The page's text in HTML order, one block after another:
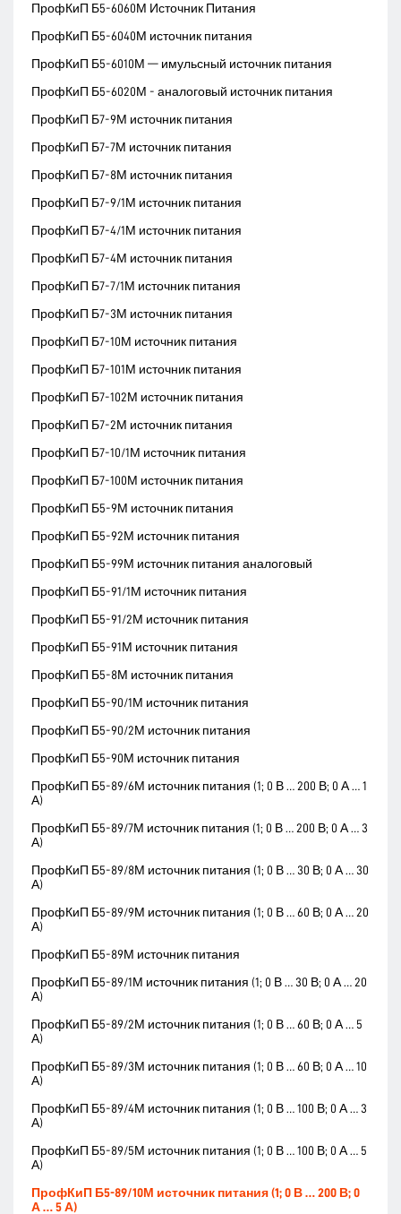
ПрофКиП Б5-6060М Источник Питания
ПрофКиП Б5-6040М источник питания
ПрофКиП Б5-6010М — имульсный источник питания
ПрофКиП Б5-6020М - аналоговый источник питания
ПрофКиП Б7-9М источник питания
ПрофКиП Б7-7М источник питания
ПрофКиП Б7-8М источник питания
ПрофКиП Б7-9/1М источник питания
ПрофКиП Б7-4/1М источник питания
ПрофКиП Б7-4М источник питания
ПрофКиП Б7-7/1М источник питания
ПрофКиП Б7-3М источник питания
ПрофКиП Б7-10М источник питания
ПрофКиП Б7-101М источник питания
ПрофКиП Б7-102М источник питания
ПрофКиП Б7-2М источник питания
ПрофКиП Б7-10/1М источник питания
ПрофКиП Б7-100М источник питания
ПрофКиП Б5-9М источник питания
ПрофКиП Б5-92М источник питания
ПрофКиП Б5-99М источник питания аналоговый
ПрофКиП Б5-91/1М источник питания
ПрофКиП Б5-91/2М источник питания
ПрофКиП Б5-91М источник питания
ПрофКиП Б5-8М источник питания
ПрофКиП Б5-90/1М источник питания
ПрофКиП Б5-90/2М источник питания
ПрофКиП Б5-90М источник питания
ПрофКиП Б5-89/6М источник питания (1; 0 В … 200 В; 0 А … 1
А)
ПрофКиП Б5-89/7М источник питания (1; 0 В … 200 В; 0 А … 3
А)
ПрофКиП Б5-89/8М источник питания (1; 0 В … 30 В; 0 А … 30
А)
ПрофКиП Б5-89/9М источник питания (1; 0 В … 60 В; 0 А … 20
А)
ПрофКиП Б5-89М источник питания
ПрофКиП Б5-89/1М источник питания (1; 0 В … 30 В; 0 А … 20
А)
ПрофКиП Б5-89/2М источник питания (1; 0 В … 60 В; 0 А … 5
А)
ПрофКиП Б5-89/3М источник питания (1; 0 В … 60 В; 0 А … 10
А)
ПрофКиП Б5-89/4М источник питания (1; 0 В … 100 В; 0 А … 3
А)
ПрофКиП Б5-89/5М источник питания (1; 0 В … 100 В; 0 А … 5
А)
ПрофКиП Б5-89/10М источник питания (1; 0 В … 200 В; 0
А … 5 А)